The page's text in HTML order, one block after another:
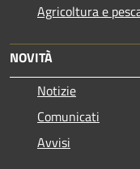
Agricoltura e
NOVITÀ
Notizie
Comunicati
Avvisi